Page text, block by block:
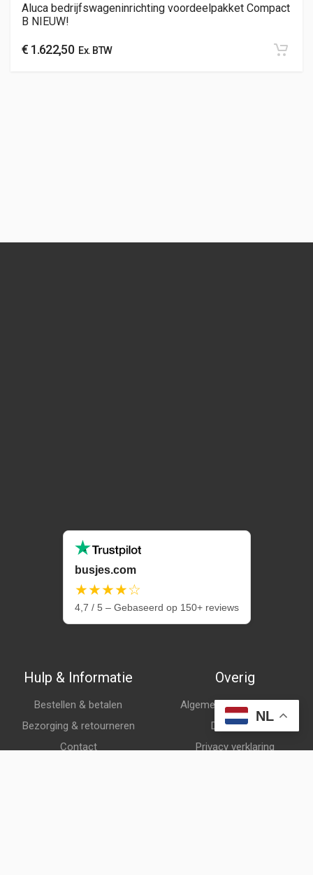
Aluca bedrijfswageninrichting voordeelpakket Compact
B NIEUW!
€ 1.622,50Ex. BTW
busjes.com
★★★★☆
4,7 / 5 – Gebaseerd op 150+ reviews
Hulp & Informatie
Bestellen & betalen
Bezorging & retourneren
Contact
Overig
Algemene voorwaarden
Disclaimer
Privacy verklaring
NL